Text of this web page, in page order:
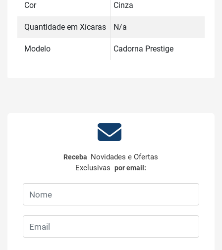
Cor Cinza
Quantidade em Xícaras N/a
Modelo Cadorna Prestige
Receba Novidades e Ofertas
Exclusivaspor email: